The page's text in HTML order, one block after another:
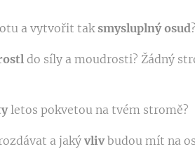
a vytvořit taksmysluplnýosud?
do síly a moudrosti? Žádný
letos pokvetou na tvém stromě?
a jaký vlivbudou mít na